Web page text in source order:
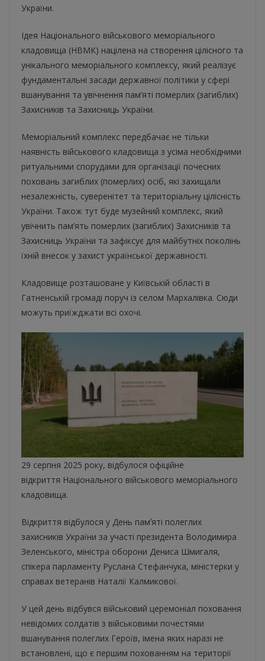
України.
Ідея Національного військового меморіального
кладовища (НВМК) націлена на створення цілісного та
унікального меморіального комплексу, який реалізує
фундаментальні засади державної політики у сфері
вшанування та увічнення пам’яті померлих (загиблих)
Захисників та Захисниць України.
Меморіальний комплекс передбачає не тільки
наявність військового кладовища з усіма необхідними
ритуальними спорудами для організації почесних
поховань загиблих (померлих) осіб, які захищали
незалежність, суверенітет та територіальну цілісність
України. Також тут буде музейний комплекс, який
увічнить пам’ять померлих (загиблих) Захисників та
Захисниць України та зафіксує для майбутніх поколінь
їхній внесок у захист української державності.
Кладовище розташоване у Київській області в
Гатненській громаді поруч із селом Мархалівка. Сюди
можуть приїжджати всі охочі.
29 серпня 2025 року, відбулося офіційне
відкриття Національного військового меморіального
кладовища.
Відкриття відбулося у День памʼяті полеглих
захисників України за участі президента Володимира
Зеленського, міністра оборони Дениса Шмигаля,
спікера парламенту Руслана Стефанчука, міністерки у
справах ветеранів Наталії Калмикової.
У цей день відбувся військовий церемоніал поховання
невідомих солдатів з військовими почестями
вшанування полеглих Героїв, імена яких наразі не
встановлені, що є першим похованням на території